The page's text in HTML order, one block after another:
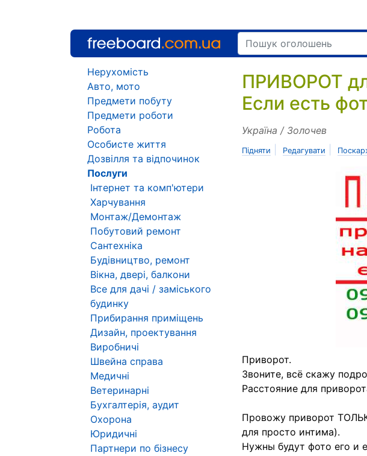
ПРИВОРОТ
Если есть
Україна / Золочев
Підняти Редагувати
Приворот.
Звоните, всё скажу
Расстояние для
Провожу приворот
для просто интима).
Нужны будут фото его и
Нерухомість
Авто, мото
Предмети побуту
Предмети роботи
Робота
Особисте життя
Дозвілля та відпочинок
Послуги
Інтернет та комп'ютери
Харчування
Монтаж/Демонтаж
Побутовий ремонт
Сантехніка
Будівництво, ремонт
Вікна, двері, балкони
Все для дачі / заміського
будинку
Прибирання приміщень
Дизайн, проектування
Виробничі
Швейна справа
Медичні
Ветеринарні
Бухгалтерія, аудит
Охорона
Юридичні
Партнери по бізнесу